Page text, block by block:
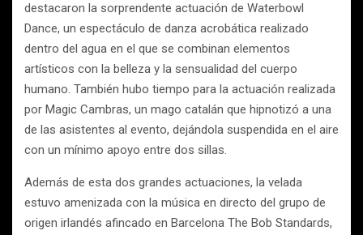
destacaron la sorprendente actuación de Waterbowl
Dance, un espectáculo de danza acrobática realizado
dentro del agua en el que se combinan elementos
artísticos con la belleza y la sensualidad del cuerpo
humano. También hubo tiempo para la actuación realizada
por Magic Cambras, un mago catalán que hipnotizó a una
de las asistentes al evento, dejándola suspendida en el aire
con un mínimo apoyo entre dos sillas.
Además de esta dos grandes actuaciones, la velada
estuvo amenizada con la música en directo del grupo de
origen irlandés afincado en Barcelona The Bob Standards,